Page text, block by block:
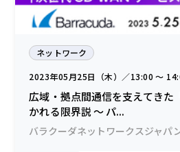
ネットワーク
2023年05月25日（木）／13:00 〜
広域・拠点間通信を支えてきた
かれる限界説 ～ パ...
バラクーダネットワークスジャパ